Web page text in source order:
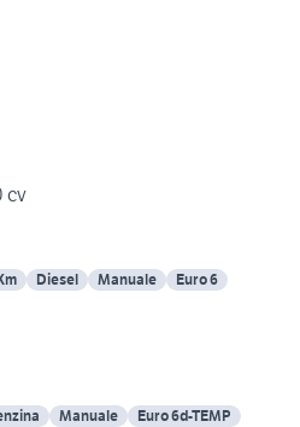
cv
Diesel Manuale Euro 6
Manuale Euro 6d-TEMP